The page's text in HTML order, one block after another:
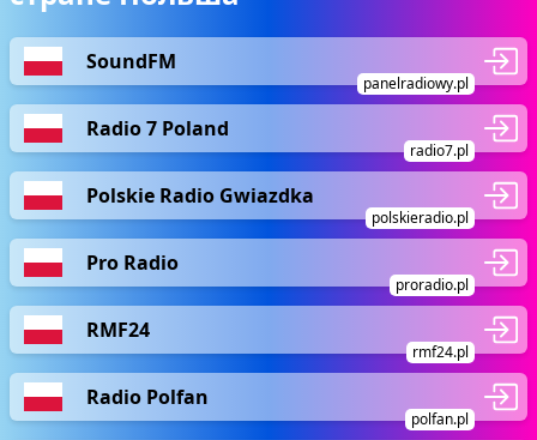
SoundFM
panelradiowy.pl
Radio 7 Poland
radio7.pl
Polskie Radio Gwiazdka
polskieradio.pl
Pro Radio
proradio.pl
RMF24
rmf24.pl
Radio Polfan
polfan.pl